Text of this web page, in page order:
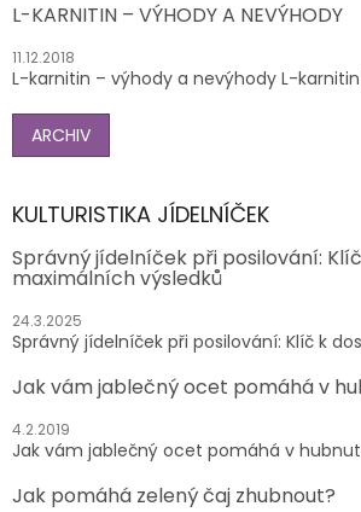
L-KARNITIN – VÝHODY A NEVÝHODY
11.12.2018
L-karnitin – výhody a nevýhody L-karnitin
ARCHIV
KULTURISTIKA JÍDELNÍČEK
Správný jídelníček při posilování:
maximálních výsledků
24.3.2025
Správný jídelníček při posilování: Klíč k
Jak vám jablečný ocet pomáhá v
4.2.2019
Jak vám jablečný ocet pomáhá v
Jak pomáhá zelený čaj zhubnout?